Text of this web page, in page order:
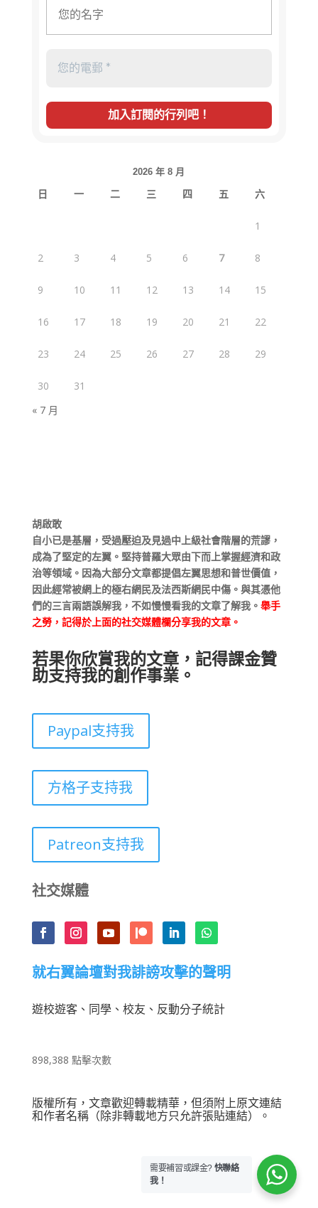
2026 年 8 月
日 一 二 三 四 五 六
1
2 3 4 5 6 7 8
9 10 11 12 13 14 15
16 17 18 19 20 21 22
23 24 25 26 27 28 29
30
31
« 7 月
胡啟敢
自小已是基層，受過壓迫及見過中上級社會階層的荒謬，
成為了堅定的左翼。堅持普羅大眾由下而上掌握經濟和政
治等領域。因為大部分文章都提倡左翼思想和普世價值，
因此經常被網上的極右網民及法西斯網民中傷。與其憑他
們的三言兩語誤解我，不如慢慢看我的文章了解我。 舉手
之勞，記得於上面的社交媒體欄分享我的文章。
若果你欣賞我的文章，記得課金贊
助支持我的創作事業。
Paypal支持我
方格子支持我
Patreon支持我
社交媒體
就右翼論壇對我誹謗攻擊的聲明
遊校遊客、同學、校友、反動分子統計
898,388 點擊次數
版權所有，文章歡迎轉載精華，但須附上原文連結
和作者名稱（除非轉載地方只允許張貼連結）。
需要補習或課金? 快聯絡
我！